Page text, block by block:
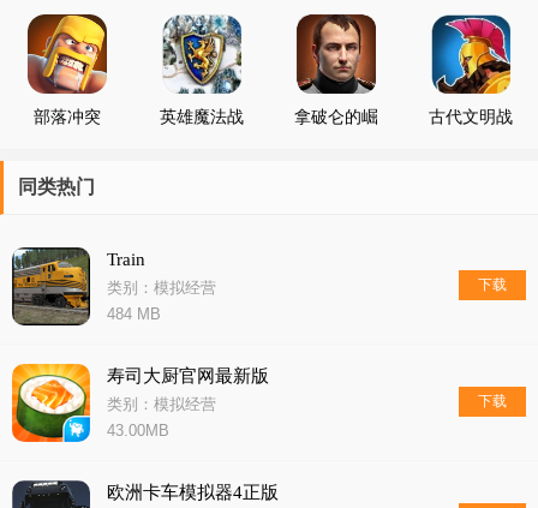
部落冲突
英雄魔法战
拿破仑的崛
古代文明战
同类热门
Train
类别：模拟经营
484 MB
下载
寿司大厨官网最新版
类别：模拟经营
43.00MB
下载
欧洲卡车模拟器4正版